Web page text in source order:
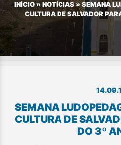
INÍCIO» NOTÍCIAS»SEMANA
CULTURA DE SALVADOR
SEMANA
CULTURA DE
DO 3º